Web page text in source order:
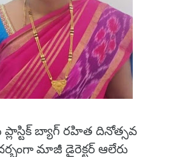
బ్యాగ్ రహిత దినోత్సవ
మాజీ డైరెక్టర్ ఆలేరు